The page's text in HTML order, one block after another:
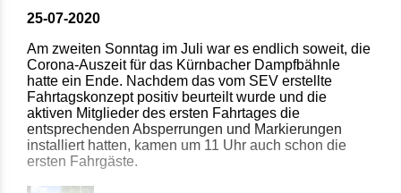
25-07-2020
Am zweiten Sonntag im Juli war es endlich soweit, die
Corona-Auszeit für das Kürnbacher Dampfbähnle
hatte ein Ende. Nachdem das vom SEV erstellte
Fahrtagskonzept positiv beurteilt wurde und die
aktiven Mitglieder des ersten Fahrtages die
entsprechenden Absperrungen und Markierungen
installiert hatten, kamen um 11 Uhr auch schon die
ersten Fahrgäste.